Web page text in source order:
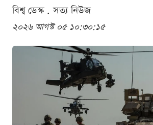
বিশ্ব ডেস্ক . সত্য নিউজ
২০২৬ আগস্ট ০৫ ১০:৩০:১৫